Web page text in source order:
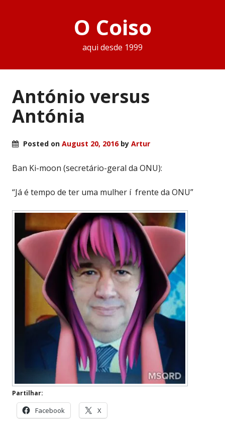
O Coiso
aqui desde 1999
António versus
Antónia
Posted on August 20, 2016by Artur
Ban Ki-moon (secretário-geral da ONU):
“Já é tempo de ter uma mulher í frente da ONU”
Partilhar:
Facebook X